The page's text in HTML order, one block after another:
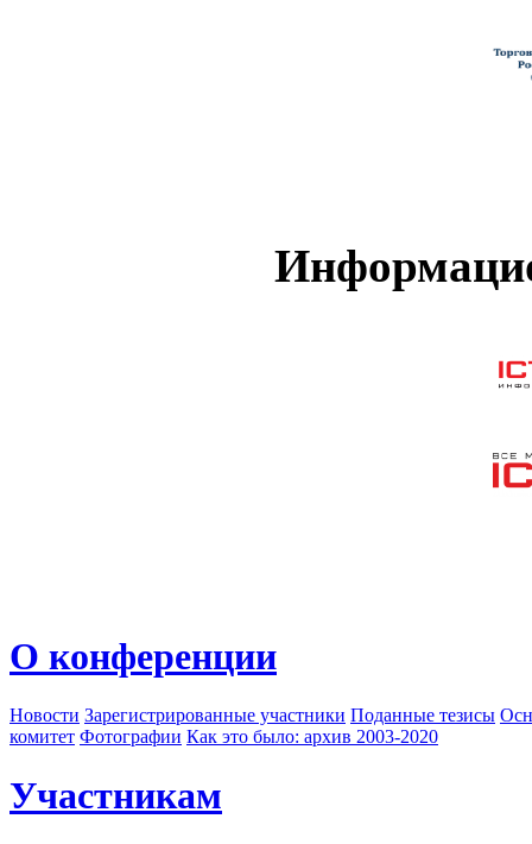
О конференции
Новости Зарегистрированные участники Поданные тезисы
комитет Фотографии Как это было: архив 2003-2020
Участникам